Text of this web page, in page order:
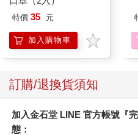
特價 35 元
加入購物車
訂購/退換貨須知
加入金石堂 LINE 官方帳號『
態：